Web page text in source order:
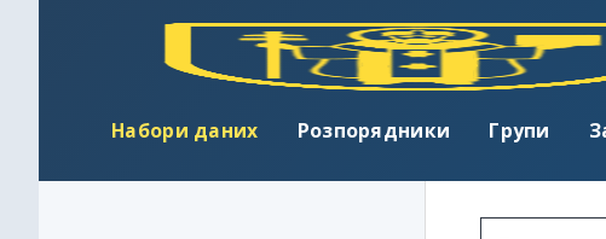
Набори даних Розпорядники Групи